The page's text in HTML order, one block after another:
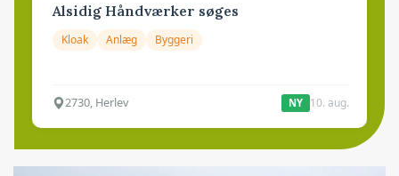
Alsidig Håndværker søges
Kloak Anlæg Byggeri
2730, Herlev NY 10. aug.